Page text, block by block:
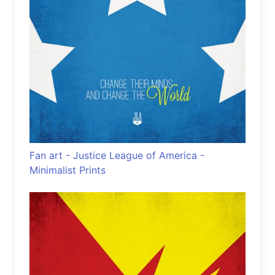
Fan art - Justice League of America -
Minimalist Prints